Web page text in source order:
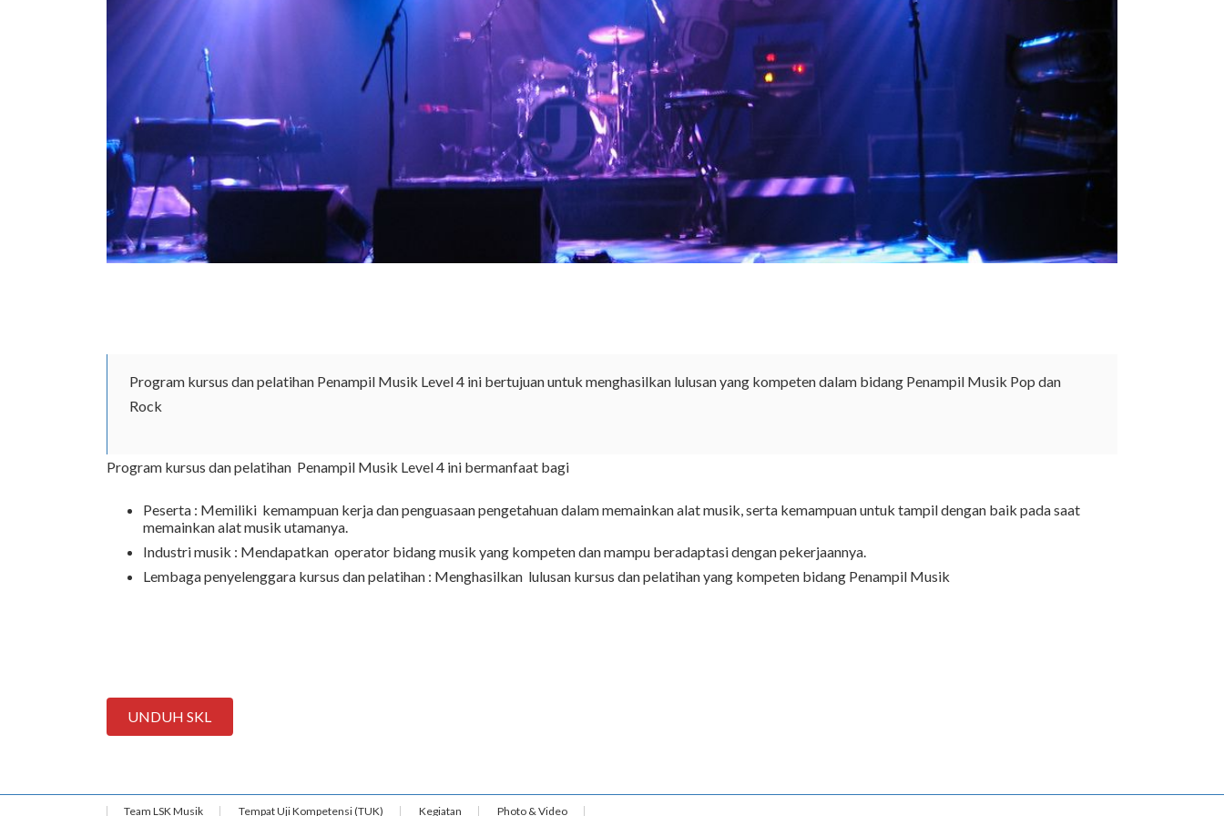
Program kursus dan pelatihan Penampil Musik Level 4 ini bertujuan untuk menghasilkan lulusan yang kompeten dalam bidang Penampil Musik Pop dan
Rock
Program kursus dan pelatihan Penampil Musik Level 4 ini bermanfaat bagi
Peserta : Memiliki kemampuan kerja dan penguasaan pengetahuan dalam memainkan alat musik, serta kemampuan untuk tampil dengan baik pada saat
memainkan alat musik utamanya.
Industri musik : Mendapatkan operator bidang musik yang kompeten dan mampu beradaptasi dengan pekerjaannya.
Lembaga penyelenggara kursus dan pelatihan : Menghasilkan lulusan kursus dan pelatihan yang kompeten bidang Penampil Musik
UNDUH SKL
Team LSK Musik Tempat Uji Kompetensi (TUK) Kegiatan Photo & Video